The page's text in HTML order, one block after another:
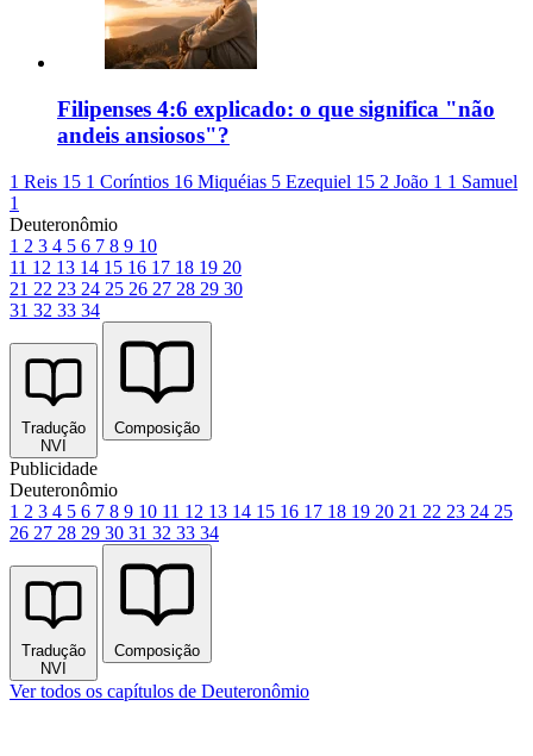
Filipenses 4:6 explicado: o que significa "não
andeis ansiosos"?
1 Reis 15 1 Coríntios 16 Miquéias 5 Ezequiel 15 2 João 1 1 Samuel
1
Deuteronômio
1 2 3 4 5 6 7 8 9 10
11 12 13 14 15 16 17 18 19 20
21 22 23 24 25 26 27 28 29 30
31 32 33 34
Tradução
NVI
Composição
Publicidade
Deuteronômio
1 2 3 4 5 6 7 8 9 10 11 12 13 14 15 16 17 18 19 20 21 22 23 24 25
26 27 28 29 30 31 32 33 34
Tradução
NVI
Composição
Ver todos os capítulos de Deuteronômio